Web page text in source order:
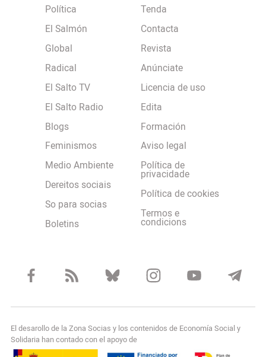
Política
El Salmón
Global
Radical
El Salto TV
El Salto Radio
Blogs
Feminismos
Medio Ambiente
Dereitos sociais
So para socias
Boletins
Tenda
Contacta
Revista
Anúnciate
Licencia de uso
Edita
Formación
Aviso legal
Política de
privacidade
Política de cookies
Termos e
condicions
El desarollo de la Zona Socias y los contenidos de Economía Social y
Solidaria han contado con el apoyo de